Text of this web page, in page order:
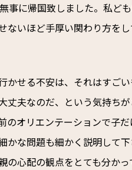
事に帰国致しました。私ど
いほど手厚い関わり方を
かせる不安は、それはすご
丈夫なのだ、という気持ち
オリエンテーションで子
な問題も細かく説明して
心配の観点をとても分か